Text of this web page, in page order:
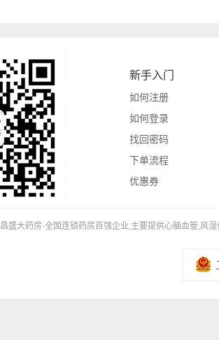
新手入门
如何注册
如何登录
找回密码
下单流程
优惠券
昌盛大药房-全国连锁药房百强企业,主要提供心脑血管,风